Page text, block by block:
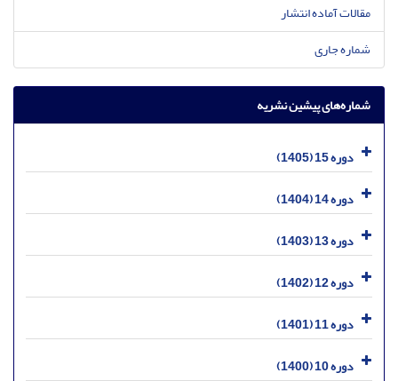
مقالات آماده انتشار
شماره جاری
شماره‌های پیشین نشریه
دوره 15 (1405)
دوره 14 (1404)
دوره 13 (1403)
دوره 12 (1402)
دوره 11 (1401)
دوره 10 (1400)